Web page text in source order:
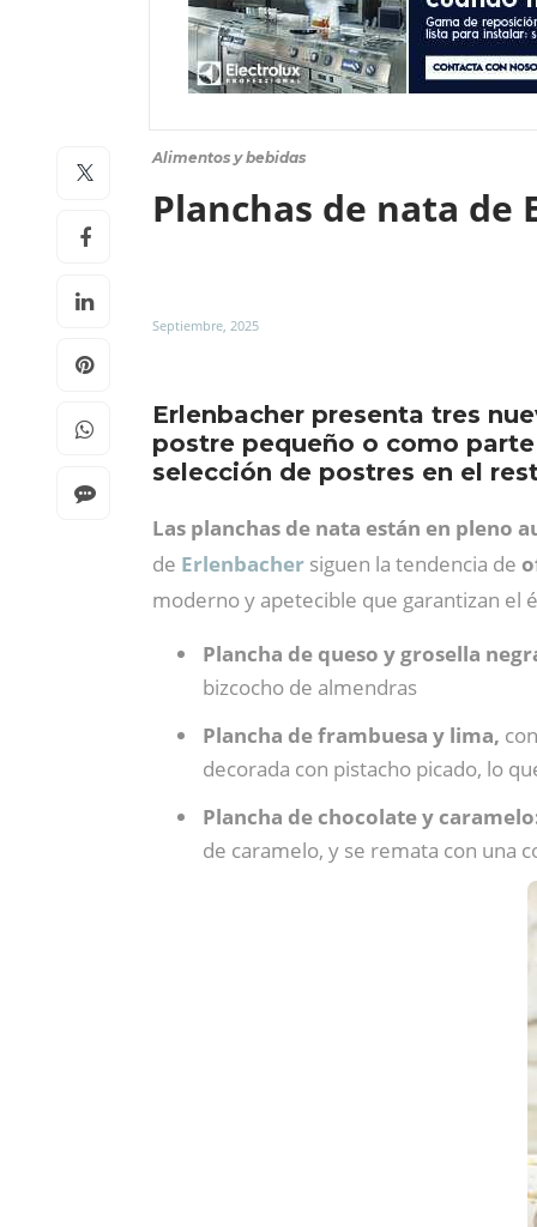
Alimentos y bebidas
Planchas de nata
Septiembre, 2025
Erlenbacher presenta tres
postre pequeño o como
selección de postres en el
Las planchas de nata están en pleno
de Erlenbacher siguen la tendencia de
moderno y apetecible que garantizan el
Plancha de queso y grosella
bizcocho de almendras
Plancha de frambuesa y lima,
decorada con pistacho picado, lo
Plancha de chocolate y
de caramelo, y se remata con una